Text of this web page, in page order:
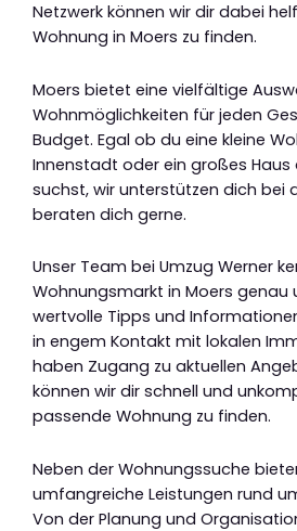
Netzwerk können wir dir dabei
Wohnung in Moers zu finden.
Moers bietet eine vielfältige
Wohnmöglichkeiten für jeden
Budget. Egal ob du eine kleine
Innenstadt oder ein großes
suchst, wir unterstützen dich bei
beraten dich gerne.
Unser Team bei Umzug Werner
Wohnungsmarkt in Moers genau
wertvolle Tipps und
in engem Kontakt mit lokalen
haben Zugang zu aktuellen
können wir dir schnell und
passende Wohnung zu finden.
Neben der Wohnungssuche
umfangreiche Leistungen rund
Von der Planung und